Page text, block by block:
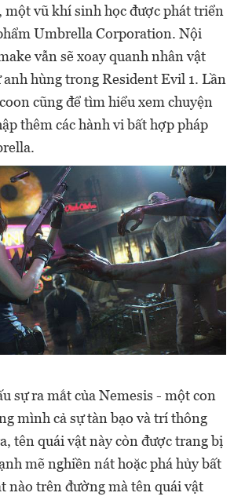
một vũ khí sinh học được phát triển
Umbrella Corporation. Nội
vẫn sẽ xoay quanh nhân vật
hùng trong Resident Evil 1. Lần
cũng để tìm hiểu xem chuyện
thêm các hành vi bất hợp pháp
sự ra mắt của Nemesis - một con
mình cả sự tàn bạo và trí thông
tên quái vật này còn được trang bị
mẽ nghiền nát hoặc phá hủy bất
nào trên đường mà tên quái vật